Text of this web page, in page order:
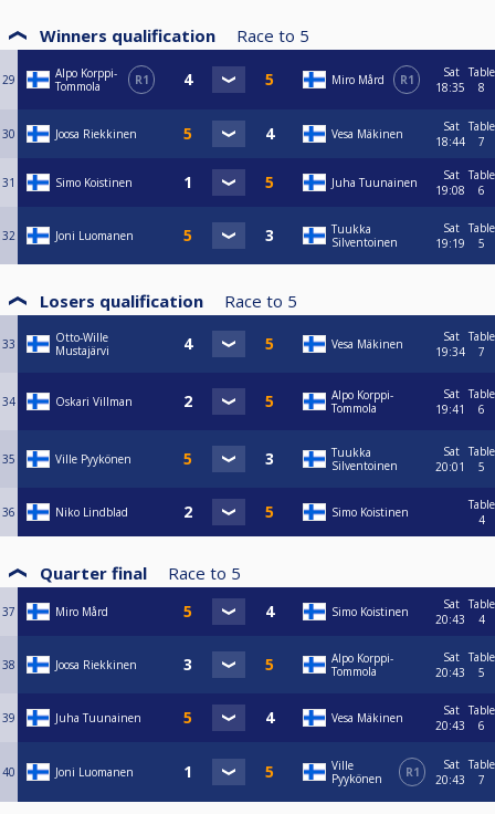
Winners qualification Race to 5
29
Alpo Korppi-
Tommola
R1 Miro Mård R1
Sat
18:35
Table
8
30 Joosa Riekkinen Vesa Mäkinen
Sat
18:44
Table
7
31 Simo Koistinen Juha Tuunainen
Sat
19:08
Table
6
32 Joni Luomanen
Tuukka
Silventoinen
Sat
19:19
Table
5
Losers qualification Race to 5
33
Otto-Wille
Mustajärvi
Vesa Mäkinen
Sat
19:34
Table
7
34 Oskari Villman
Alpo Korppi-
Tommola
Sat
19:41
Table
6
35 Ville Pyykönen
Tuukka
Silventoinen
Sat
20:01
Table
5
36 Niko Lindblad Simo Koistinen
Table
4
Quarter final Race to 5
37 Miro Mård Simo Koistinen
Sat
20:43
Table
4
38 Joosa Riekkinen
Alpo Korppi-
Tommola
Sat
20:43
Table
5
39 Juha Tuunainen Vesa Mäkinen
Sat
20:43
Table
6
40 Joni Luomanen
Ville
Pyykönen
R1
Sat
20:43
Table
7